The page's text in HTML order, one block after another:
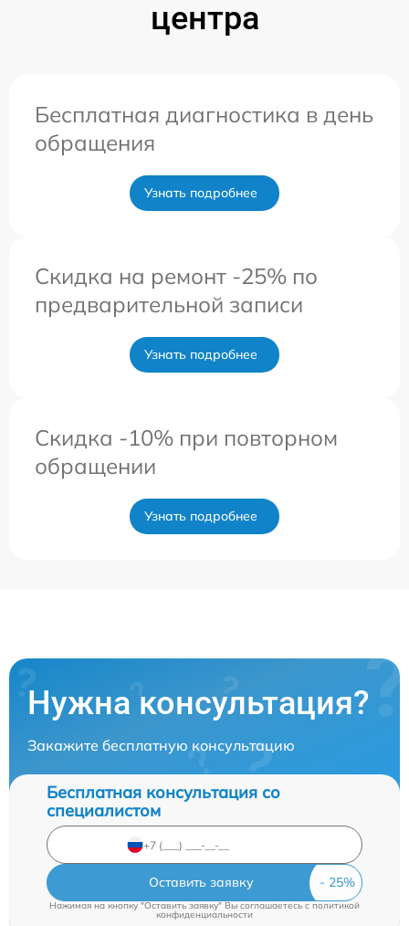
центра
Бесплатная диагностика в день
обращения
Узнать подробнее
Скидка на ремонт -25% по
предварительной записи
Узнать подробнее
Скидка -10% при повторном
обращении
Узнать подробнее
Нужна консультация?
Закажите бесплатную консультацию
Бесплатная консультация со
специалистом
Оставить заявку
Нажимая на кнопку "Оставить заявку" Вы соглашаетесь c политикой
конфиденциальности